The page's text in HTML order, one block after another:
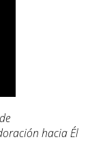
hacia Él